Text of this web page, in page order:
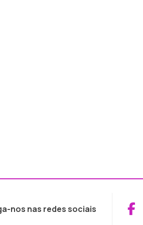
nos nas redes sociais